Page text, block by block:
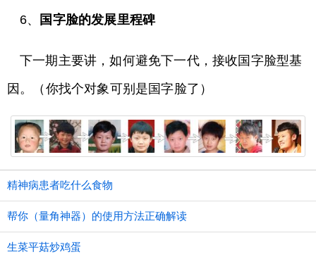
6、 国字脸的发展里程碑
下一期主要讲，如何避免下一代，接收国字脸型基
因。（你找个对象可别是国字脸了）
精神病患者吃什么食物
帮你（量角神器）的使用方法正确解读
生菜平菇炒鸡蛋